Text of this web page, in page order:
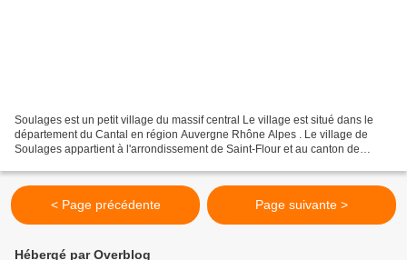
Soulages est un petit village du massif central Le village est situé dans le
département du Cantal en région Auvergne Rhône Alpes . Le village de
Soulages appartient à l'arrondissement de Saint-Flour et au canton de
< Page précédente Page suivante >
Hébergé par Overblog